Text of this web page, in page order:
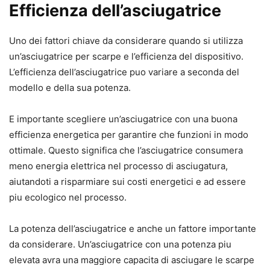
Efficienza dell’asciugatrice
Uno dei fattori chiave da considerare quando si utilizza
un’asciugatrice per scarpe e l’efficienza del dispositivo.
L’efficienza dell’asciugatrice puo variare a seconda del
modello e della sua potenza.
E importante scegliere un’asciugatrice con una buona
efficienza energetica per garantire che funzioni in modo
ottimale. Questo significa che l’asciugatrice consumera
meno energia elettrica nel processo di asciugatura,
aiutandoti a risparmiare sui costi energetici e ad essere
piu ecologico nel processo.
La potenza dell’asciugatrice e anche un fattore importante
da considerare. Un’asciugatrice con una potenza piu
elevata avra una maggiore capacita di asciugare le scarpe